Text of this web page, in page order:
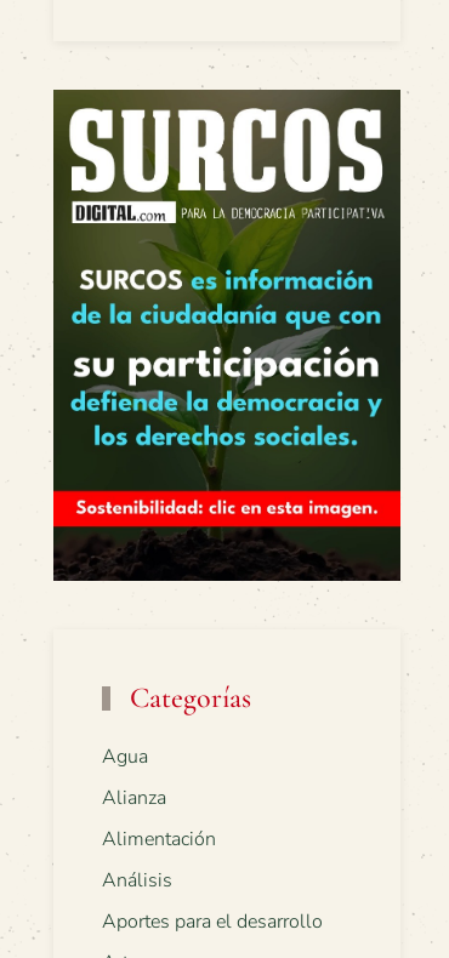
Categorías
Agua
Alianza
Alimentación
Análisis
Aportes para el desarrollo